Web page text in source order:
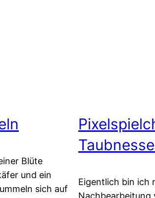
Blüte
und ein
sich auf
Eigentlich bin ich
Nachbearbeitung